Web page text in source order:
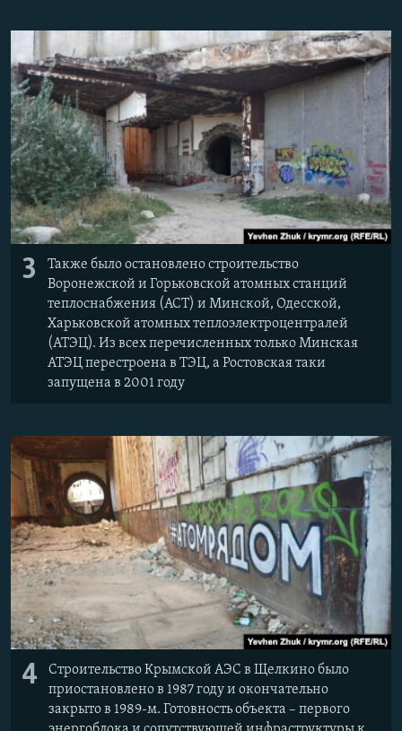
3
Также было остановлено строительство
Воронежской и Горьковской атомных станций
теплоснабжения (АСТ) и Минской, Одесской,
Харьковской атомных теплоэлектроцентралей
(АТЭЦ). Из всех перечисленных только Минская
АТЭЦ перестроена в ТЭЦ, а Ростовская таки
запущена в 2001 году
4
Строительство Крымской АЭС в Щелкино было
приостановлено в 1987 году и окончательно
закрыто в 1989-м. Готовность объекта – первого